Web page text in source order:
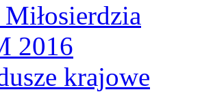
2016
krajowe